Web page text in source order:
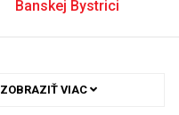
Banskej Bystrici
ZOBRAZIŤ VIAC